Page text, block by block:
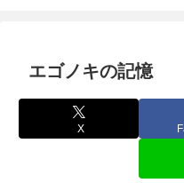
エゴノキの記憶
X